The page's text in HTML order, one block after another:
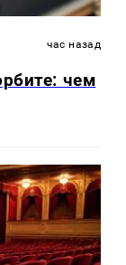
час назад
чем